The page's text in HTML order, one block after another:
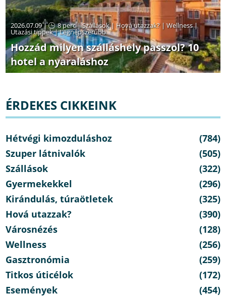
2026.07.09 | 8 perc|Szállások| Hová utazzak? |Wellness|
Utazási tippek|Legnépszerűbb
Hozzád milyen szálláshely passzol? 10
hotel a nyaraláshoz
ÉRDEKES CIKKEINK
Hétvégi kimozduláshoz
(784)
Szuper látnivalók
(505)
Szállások
(322)
Gyermekekkel
(296)
Kirándulás, túraötletek
(325)
Hová utazzak?
(390)
Városnézés
(128)
Wellness
(256)
Gasztronómia
(259)
Titkos úticélok
(172)
Események
(454)